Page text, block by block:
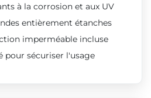
à la corrosion et aux UV
entièrement étanches
imperméable incluse
pour sécuriser l'usage